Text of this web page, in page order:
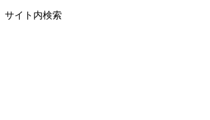
サイト内検索